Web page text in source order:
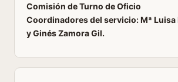
Comisión de Turno de Oficio
Coordinadores del servicio: Mª Luisa
y Ginés Zamora Gil.